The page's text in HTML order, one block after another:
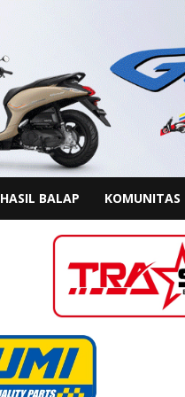
HASIL BALAP KOMUNITAS